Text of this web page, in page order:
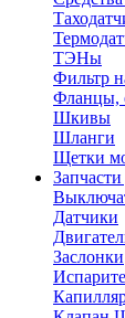
ТЭНы
Фильтр
Фланцы,
Шкивы
Шланги
Щетки
Датчики
Заслонки